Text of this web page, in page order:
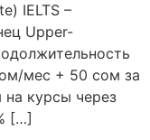
IELTS –
Upper-
мес + 50 сом за
на курсы через
[…]